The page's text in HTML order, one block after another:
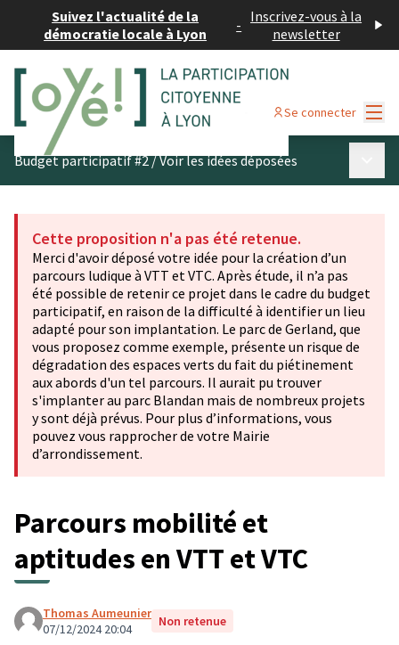
Suivez l'actualité de la
démocratie locale à Lyon
- Inscrivez-vous à la
newsletter
Se connecter
Budget participatif #2/Voir les idées déposées
Cette proposition n'a pas été retenue.
Merci d'avoir déposé votre idée pour la création d’un
parcours ludique à VTT et VTC. Après étude, il n’a pas
été possible de retenir ce projet dans le cadre du budget
participatif, en raison de la difficulté à identifier un lieu
adapté pour son implantation. Le parc de Gerland, que
vous proposez comme exemple, présente un risque de
dégradation des espaces verts du fait du piétinement
aux abords d'un tel parcours. Il aurait pu trouver
s'implanter au parc Blandan mais de nombreux projets
y sont déjà prévus. Pour plus d’informations, vous
pouvez vous rapprocher de votre Mairie
d’arrondissement.
Parcours mobilité et
aptitudes en VTT et VTC
Thomas Aumeunier
07/12/2024 20:04
Non retenue